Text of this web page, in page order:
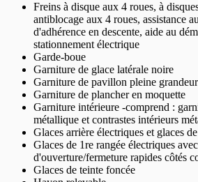
Freins à disque aux 4 roues, à
antiblocage aux 4 roues, assistance
d'adhérence en descente, aide au
stationnement électrique
Garde-boue
Garniture de glace latérale noire
Garniture de pavillon pleine
Garniture de plancher en moquette
Garniture intérieure -comprend :
métallique et contrastes intérieurs
Glaces arrière électriques et glaces
Glaces de 1re rangée électriques
d'ouverture/fermeture rapides côtés
Glaces de teinte foncée